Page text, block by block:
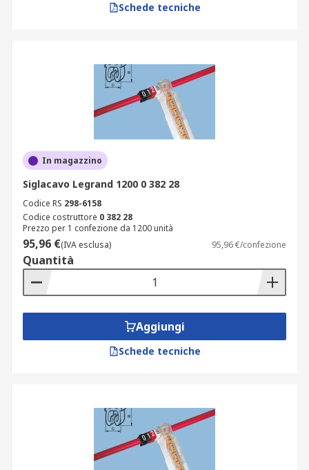
Schede tecniche
In magazzino
Siglacavo Legrand 1200 0 382 28
Codice RS 298-6158
Codice costruttore 0 382 28
Prezzo per 1 confezione da 1200 unità
95,96 €(IVA esclusa) 95,96 €/confezione
Quantità
Aggiungi
Schede tecniche